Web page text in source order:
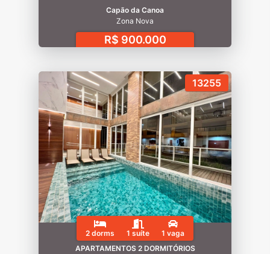
Capão da Canoa
Zona Nova
R$ 900.000
13255
2 dorms 1 suíte
1 vaga
APARTAMENTOS 2 DORMITÓRIOS